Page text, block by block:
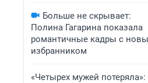
Больше не скрывает:
Полина Гагарина показала
романтичные кадры с
избранником
«Четырех мужей потеряла»: